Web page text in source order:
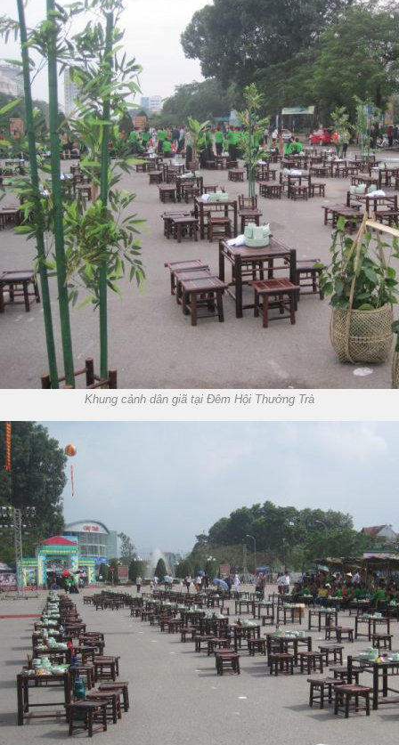
Khung cảnh dân giã tại Đêm Hội Thưởng Trà